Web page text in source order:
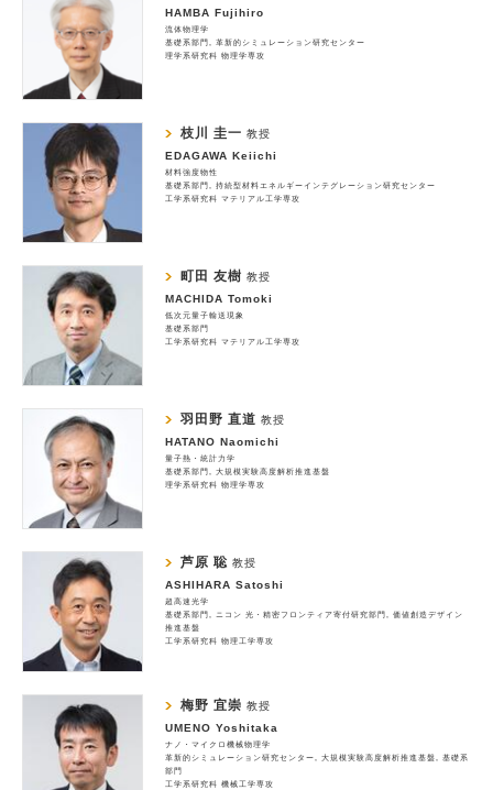
HAMBA Fujihiro
流体物理学
基礎系部門
革新的シミュレーション研究センター
理学系研究科 物理学専攻
枝川 圭一 教授
EDAGAWA Keiichi
材料強度物性
基礎系部門
持続型材料エネルギーインテグレーション研究センター
工学系研究科 マテリアル工学専攻
町田 友樹 教授
MACHIDA Tomoki
低次元量子輸送現象
基礎系部門
工学系研究科 マテリアル工学専攻
羽田野 直道 教授
HATANO Naomichi
量子熱・統計力学
基礎系部門
大規模実験高度解析推進基盤
理学系研究科 物理学専攻
芦原 聡 教授
ASHIHARA Satoshi
超高速光学
基礎系部門
ニコン 光・精密フロンティア寄付研究部門
価値創造デザイン
推進基盤
工学系研究科 物理工学専攻
梅野 宜崇 教授
UMENO Yoshitaka
ナノ・マイクロ機械物理学
革新的シミュレーション研究センター
大規模実験高度解析推進基盤
基礎系
部門
工学系研究科 機械工学専攻